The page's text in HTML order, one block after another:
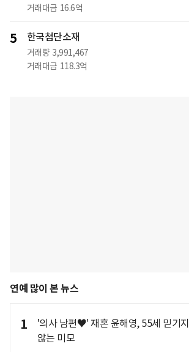
거래대금 16.6억
5 한국첨단소재
거래량 3,991,467
거래대금 118.3억
연예 많이 본 뉴스
1
'의사 남편♥' 재혼 윤해영, 55세 믿기지
않는 미모